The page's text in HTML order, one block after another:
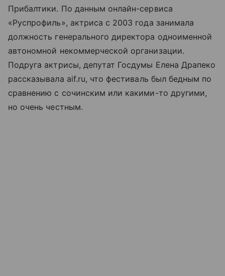
Прибалтики. По данным онлайн-сервиса
«Руспрофиль», актриса с 2003 года занимала
должность генерального директора одноименной
автономной некоммерческой организации.
Подруга актрисы, депутат Госдумы Елена Драпеко
рассказывала aif.ru, что фестиваль был бедным по
сравнению с сочинским или какими-то другими,
но очень честным.